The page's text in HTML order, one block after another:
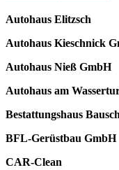
Autohaus Elitzsch
Autohaus Kieschnick
Autohaus Nieß GmbH
Autohaus am
Bestattungshaus
BFL-Gerüstbau GmbH
CAR-Clean